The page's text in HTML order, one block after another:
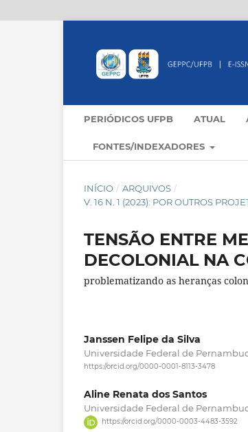
PERIÓDICOS UFPB ATUAL
FONTES/INDEXADORES
INÍCIO / ARQUIVOS /
V. 16 N. 1 (2023): POR OUTROS
TENSÃO ENTRE
DECOLONIAL NA
problematizando as heranças
Janssen Felipe da Silva
Universidade Federal de
https://orcid.org/0000-0001-8113-3478
Aline Renata dos Santos
Universidade Federal de
https://orcid.org/0000-0003-4483-3592